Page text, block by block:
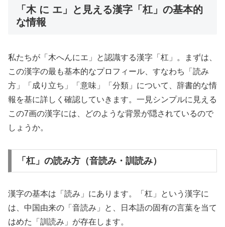
「木 に エ」と見える漢字「杠」の基本的
な情報
私たちが「木へんにエ」と認識する漢字「杠」。まずは、
この漢字の最も基本的なプロフィール、すなわち「読み
方」「成り立ち」「意味」「分類」について、辞書的な情
報を基に詳しく確認していきます。一見シンプルに見える
この7画の漢字には、どのような背景が隠されているので
しょうか。
「杠」の読み方（音読み・訓読み）
漢字の基本は「読み」にあります。「杠」という漢字に
は、中国由来の「音読み」と、日本語の固有の言葉を当て
はめた「訓読み」が存在します。